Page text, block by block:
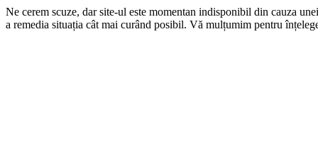
Ne cerem scuze, dar site-ul este momentan indisponibil din cauza
a remedia situația cât mai curând posibil. Vă mulțumim pentru